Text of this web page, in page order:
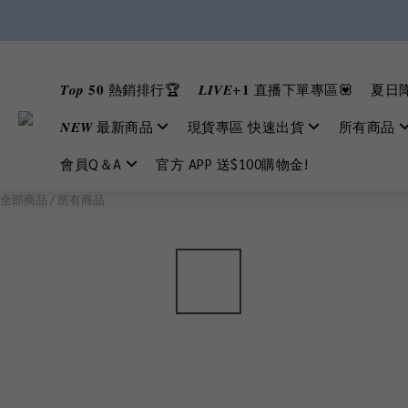
𝑻𝒐𝒑 𝟓𝟎 熱銷排行🏆 𝑳𝑰𝑽𝑬+𝟏 直播下單專區💟 夏日
𝑵𝑬𝑾 最新商品 現貨專區 快速出貨 所有商品
會員Q＆A 官方 APP 送$100購物金!
全部商品 / 所有商品